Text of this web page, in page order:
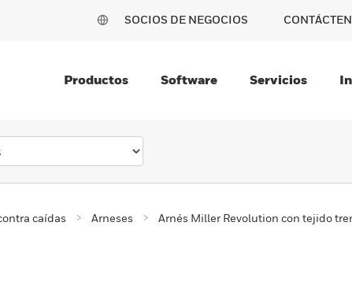
SOCIOS DE NEGOCIOS
Productos Software Servicios
caídas Arneses Arnés Miller Revolution con tejido